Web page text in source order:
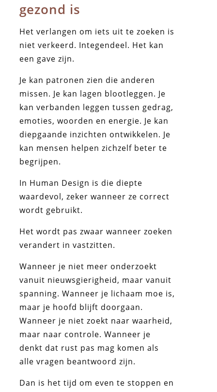
gezond is
Het verlangen om iets uit te zoeken is
niet verkeerd. Integendeel. Het kan
een gave zijn.
Je kan patronen zien die anderen
missen. Je kan lagen blootleggen. Je
kan verbanden leggen tussen gedrag,
emoties, woorden en energie. Je kan
diepgaande inzichten ontwikkelen. Je
kan mensen helpen zichzelf beter te
begrijpen.
In Human Design is die diepte
waardevol, zeker wanneer ze correct
wordt gebruikt.
Het wordt pas zwaar wanneer zoeken
verandert in vastzitten.
Wanneer je niet meer onderzoekt
vanuit nieuwsgierigheid, maar vanuit
spanning. Wanneer je lichaam moe is,
maar je hoofd blijft doorgaan.
Wanneer je niet zoekt naar waarheid,
maar naar controle. Wanneer je
denkt dat rust pas mag komen als
alle vragen beantwoord zijn.
Dan is het tijd om even te stoppen en